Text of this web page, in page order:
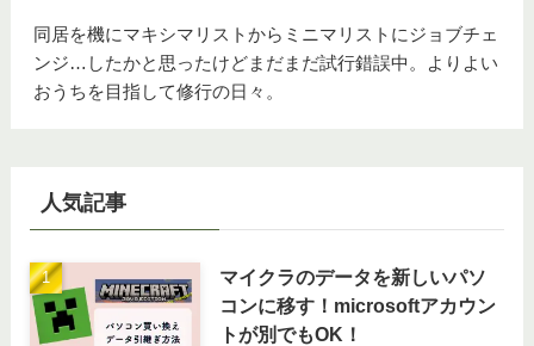
同居を機にマキシマリストからミニマリストにジョブチェ
ンジ…したかと思ったけどまだまだ試行錯誤中。よりよい
おうちを目指して修行の日々。
人気記事
マイクラのデータを新しいパソ
コンに移す！microsoftアカウン
トが別でもOK！